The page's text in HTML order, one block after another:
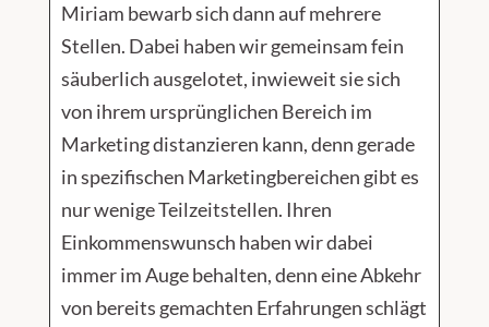
Miriam bewarb sich dann auf mehrere
Stellen. Dabei haben wir gemeinsam fein
säuberlich ausgelotet, inwieweit sie sich
von ihrem ursprünglichen Bereich im
Marketing distanzieren kann, denn gerade
in spezifischen Marketingbereichen gibt es
nur wenige Teilzeitstellen. Ihren
Einkommenswunsch haben wir dabei
immer im Auge behalten, denn eine Abkehr
von bereits gemachten Erfahrungen schlägt